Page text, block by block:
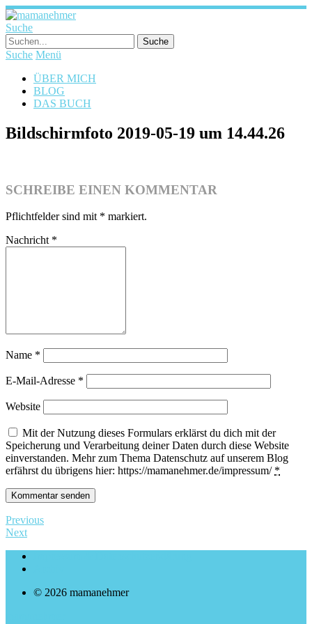
Suche
Suche Menü
ÜBER MICH
BLOG
DAS BUCH
Bildschirmfoto 2019-05-19 um 14.44.26
SCHREIBE EINEN KOMMENTAR
Pflichtfelder sind mit * markiert.
Nachricht *
Name *
E-Mail-Adresse *
Website
Mit der Nutzung dieses Formulars erklärst du dich mit der
Speicherung und Verarbeitung deiner Daten durch diese Website
einverstanden. Mehr zum Thema Datenschutz auf unserem Blog
erfährst du übrigens hier: https://mamanehmer.de/impressum/ *
Previous
Next
© 2026 mamanehmer